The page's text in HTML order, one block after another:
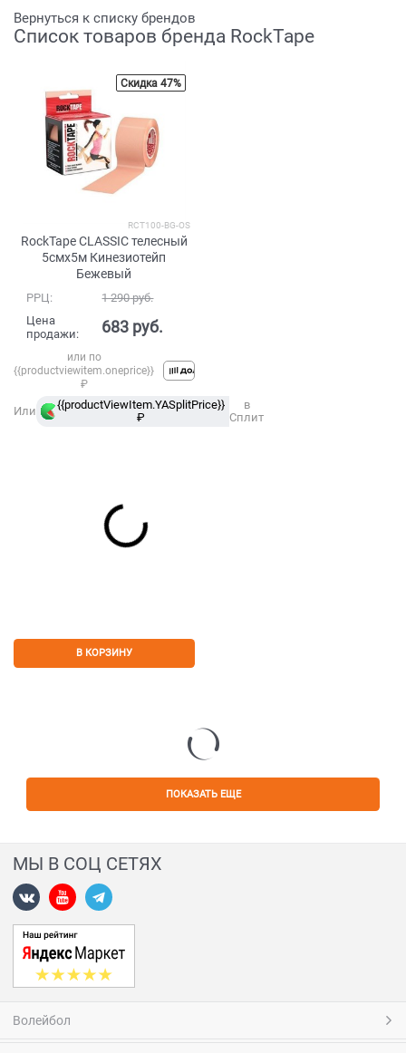
Вернуться к списку брендов
Список товаров бренда RockTape
Скидка 47%
RCT100-BG-OS
RockTape CLASSIC телесный
5смх5м Кинезиотейп
Бежевый
РРЦ: 1 290 руб.
Цена
продажи:
683 руб.
или по
{{productviewitem.oneprice}}
₽
Или
{{productViewItem.YASplitPrice}}
₽
в
Сплит
В КОРЗИНУ
ПОКАЗАТЬ ЕЩЕ
МЫ В СОЦ СЕТЯХ
Волейбол